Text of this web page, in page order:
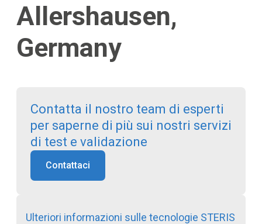
Allershausen,
Germany
Contatta il nostro team di esperti
per saperne di più sui nostri servizi
di test e validazione
Contattaci
Ulteriori informazioni sulle tecnologie STERIS